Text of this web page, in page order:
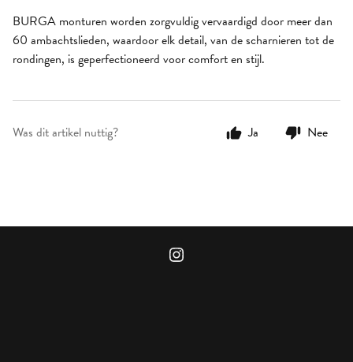
BURGA monturen worden zorgvuldig vervaardigd door meer dan
60 ambachtslieden, waardoor elk detail, van de scharnieren tot de
rondingen, is geperfectioneerd voor comfort en stijl.
Was dit artikel nuttig? Ja Nee